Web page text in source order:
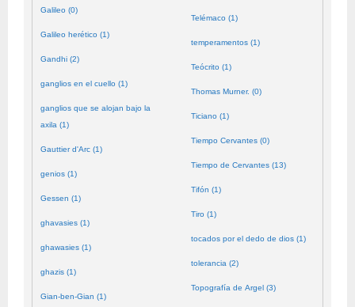
Galileo (0)
Galileo herético (1)
Gandhi (2)
ganglios en el cuello (1)
ganglios que se alojan bajo la
axila (1)
Gauttier d'Arc (1)
genios (1)
Gessen (1)
ghavasies (1)
ghawasies (1)
ghazis (1)
Gian-ben-Gian (1)
Telémaco (1)
temperamentos (1)
Teócrito (1)
Thomas Murner. (0)
Ticiano (1)
Tiempo Cervantes (0)
Tiempo de Cervantes (13)
Tifón (1)
Tiro (1)
tocados por el dedo de dios (1)
tolerancia (2)
Topografía de Argel (3)